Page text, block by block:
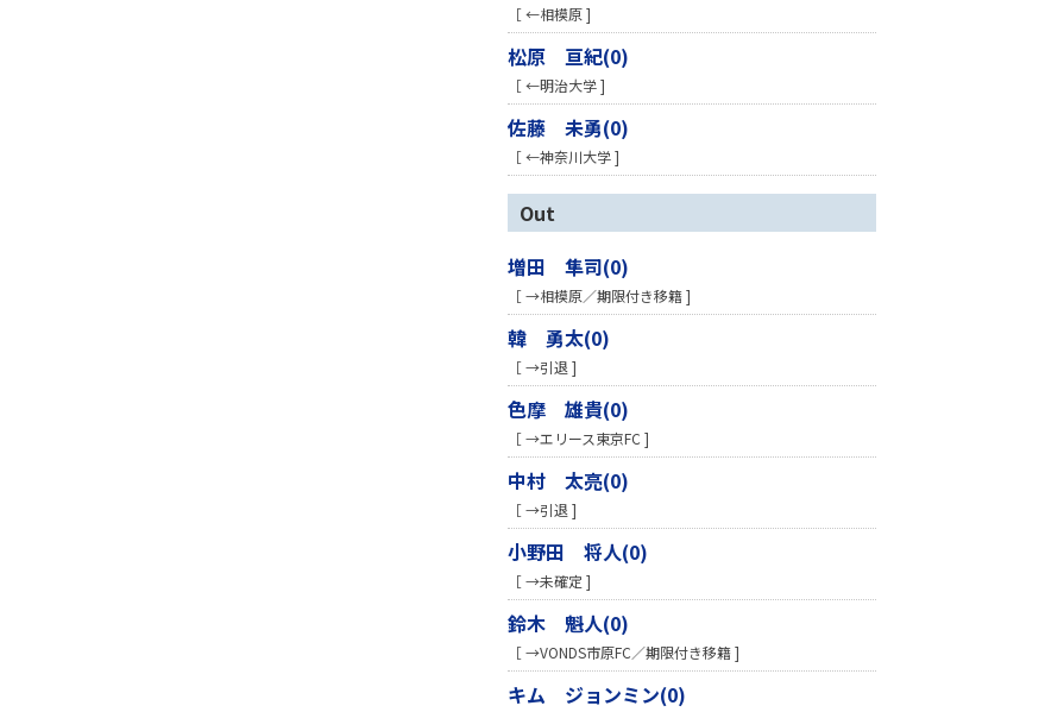
［ ←相模原 ]
松原 亘紀(0)
［ ←明治大学 ]
佐藤 未勇(0)
［ ←神奈川大学 ]
Out
増田 隼司(0)
［ →相模原／期限付き移籍 ]
韓 勇太(0)
［ →引退 ]
色摩 雄貴(0)
［ →エリース東京FC ]
中村 太亮(0)
［ →引退 ]
小野田 将人(0)
［ →未確定 ]
鈴木 魁人(0)
［ →VONDS市原FC／期限付き移籍 ]
キム ジョンミン(0)